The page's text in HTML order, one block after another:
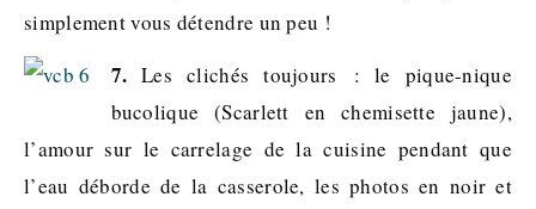
simplement vous détendre un peu !
7. Les clichés toujours : le pique-nique
bucolique (Scarlett en chemisette jaune),
l’amour sur le carrelage de la cuisine pendant que
l’eau déborde de la casserole, les photos en noir et